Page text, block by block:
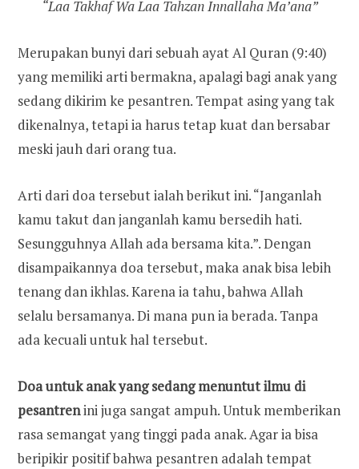
“Laa Takhaf Wa Laa Tahzan Innallaha Ma’ana”
Merupakan bunyi dari sebuah ayat Al Quran (9:40)
yang memiliki arti bermakna, apalagi bagi anak yang
sedang dikirim ke pesantren. Tempat asing yang tak
dikenalnya, tetapi ia harus tetap kuat dan bersabar
meski jauh dari orang tua.
Arti dari doa tersebut ialah berikut ini. “Janganlah
kamu takut dan janganlah kamu bersedih hati.
Sesungguhnya Allah ada bersama kita.”. Dengan
disampaikannya doa tersebut, maka anak bisa lebih
tenang dan ikhlas. Karena ia tahu, bahwa Allah
selalu bersamanya. Di mana pun ia berada. Tanpa
ada kecuali untuk hal tersebut.
Doa untuk anak yang sedang menuntut ilmu di
pesantrenini juga sangat ampuh. Untuk memberikan
rasa semangat yang tinggi pada anak. Agar ia bisa
beripikir positif bahwa pesantren adalah tempat